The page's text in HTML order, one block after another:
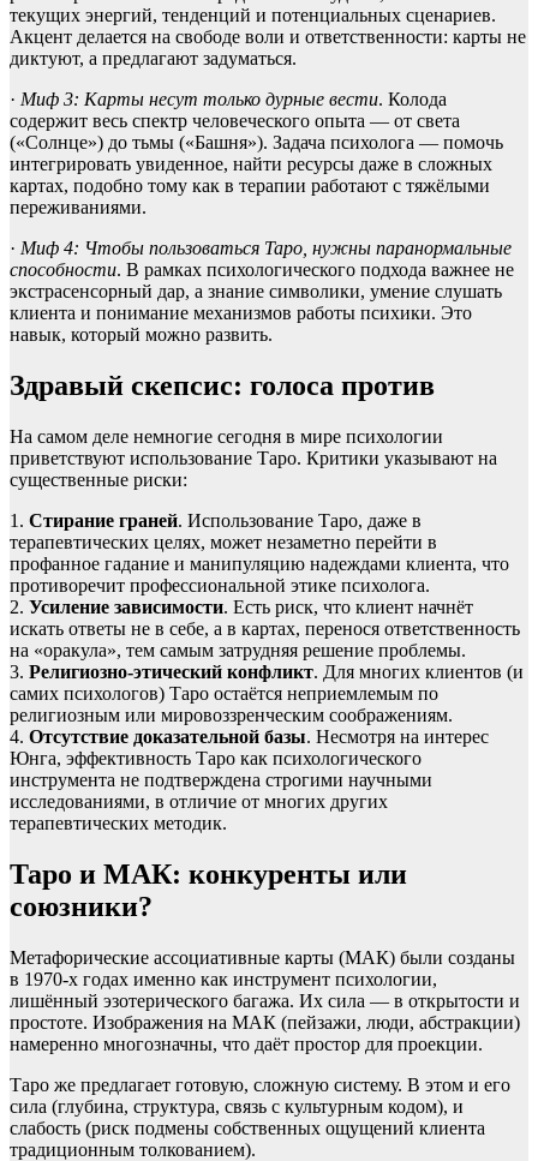
текущих энергий, тенденций и потенциальных сценариев.
Акцент делается на свободе воли и ответственности: карты не
диктуют, а предлагают задуматься.
· Миф 3: Карты несут только дурные вести. Колода
содержит весь спектр человеческого опыта — от света
(«Солнце») до тьмы («Башня»). Задача психолога — помочь
интегрировать увиденное, найти ресурсы даже в сложных
картах, подобно тому как в терапии работают с тяжёлыми
переживаниями.
· Миф 4: Чтобы пользоваться Таро, нужны паранормальные
способности. В рамках психологического подхода важнее не
экстрасенсорный дар, а знание символики, умение слушать
клиента и понимание механизмов работы психики. Это
навык, который можно развить.
Здравый скепсис: голоса против
На самом деле немногие сегодня в мире психологии
приветствуют использование Таро. Критики указывают на
существенные риски:
1. Стирание граней. Использование Таро, даже в
терапевтических целях, может незаметно перейти в
профанное гадание и манипуляцию надеждами клиента, что
противоречит профессиональной этике психолога.
2. Усиление зависимости. Есть риск, что клиент начнёт
искать ответы не в себе, а в картах, перенося ответственность
на «оракула», тем самым затрудняя решение проблемы.
3. Религиозно-этический конфликт. Для многих клиентов (и
самих психологов) Таро остаётся неприемлемым по
религиозным или мировоззренческим соображениям.
4. Отсутствие доказательной базы. Несмотря на интерес
Юнга, эффективность Таро как психологического
инструмента не подтверждена строгими научными
исследованиями, в отличие от многих других
терапевтических методик.
Таро и МАК: конкуренты или
союзники?
Метафорические ассоциативные карты (МАК) были созданы
в 1970-х годах именно как инструмент психологии,
лишённый эзотерического багажа. Их сила — в открытости и
простоте. Изображения на МАК (пейзажи, люди, абстракции)
намеренно многозначны, что даёт простор для проекции.
Таро же предлагает готовую, сложную систему. В этом и его
сила (глубина, структура, связь с культурным кодом), и
слабость (риск подмены собственных ощущений клиента
традиционным толкованием).